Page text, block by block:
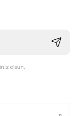
olsun,